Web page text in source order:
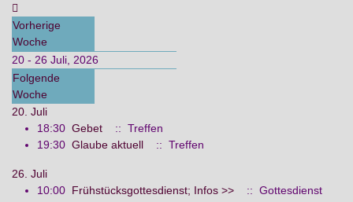
Vorherige
Woche
20 - 26 Juli, 2026
Folgende
Woche
20. Juli
18:30 Gebet
:: Treffen
19:30 Glaube aktuell :: Treffen
26. Juli
10:00 Frühstücksgottesdienst; Infos >> :: Gottesdienst